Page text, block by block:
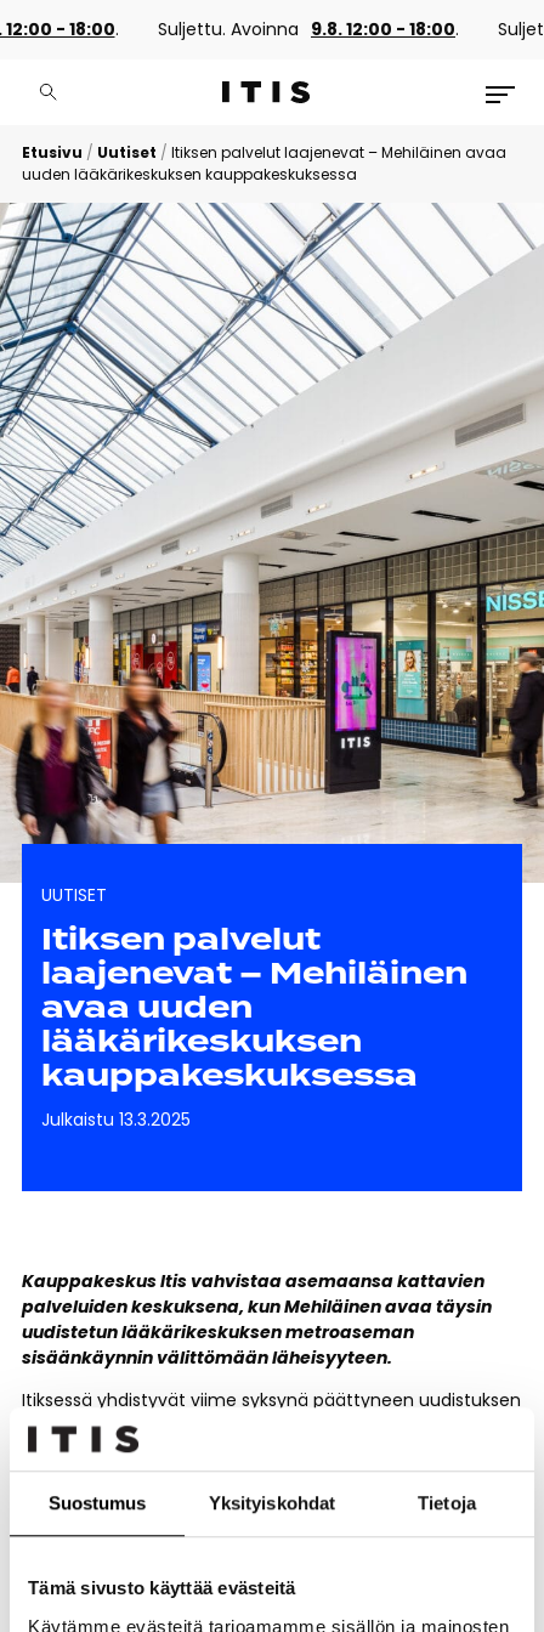
Suostumus Yksityiskohdat Tietoja
Tämä sivusto käyttää evästeitä
Käytämme evästeitä tarjoamamme sisällön ja mainosten
- 18:00. Suljettu. Avoinna 9.8. 12:00 - 18:00.
Etusivu / Uutiset / Itiksen palvelut laajenevat – Mehiläinen avaa
uuden lääkärikeskuksen kauppakeskuksessa
Itiksen palvelut
laajenevat – Mehiläinen
avaa uuden
lääkärikeskuksen
kauppakeskuksessa
UUTISET
Julkaistu 13.3.2025
Kauppakeskus Itis vahvistaa asemaansa kattavien
palveluiden keskuksena, kun Mehiläinen avaa täysin
uudistetun lääkärikeskuksen metroaseman
sisäänkäynnin välittömään läheisyyteen.
Itiksessä yhdistyvät viime syksynä päättyneen uudistuksen
myötä ostokset, ravintolapalvelut, vapaa-
ajanviettomahdollisuudet ja terveyspalvelut
saumattomaksi kokonaisuudeksi. Mehiläisen uusi yksikkö
täydentää tätä kokonaisuutta ja vahvistaa Itiksen roolia
laajennetun palveluvalikoiman, joka tuo korkeatasoisen
hoidon entistä lähemmäs alueen asukkaita. Jatkossa